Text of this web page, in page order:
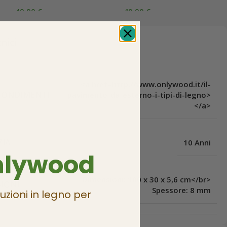
49,90 € 49,90 €
<a href=http://www.onlywood.it/il-
pavimento-da-esterno-i-tipi-di-legno>
</a>
10 Anni
Dimensioni: 100 x 30 x 5,6 cm</br>
Spessore: 8 mm
in legno per